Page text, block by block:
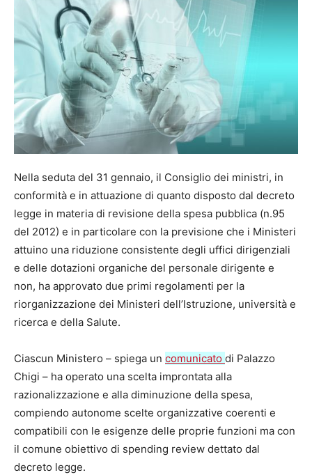
Nella seduta del 31 gennaio, il Consiglio dei ministri, in
conformità e in attuazione di quanto disposto dal decreto
legge in materia di revisione della spesa pubblica (n.95
del 2012) e in particolare con la previsione che i Ministeri
attuino una riduzione consistente degli uffici dirigenziali
e delle dotazioni organiche del personale dirigente e
non, ha approvato due primi regolamenti per la
riorganizzazione dei Ministeri dell’Istruzione, università e
ricerca e della Salute.
Ciascun Ministero – spiega un comunicato di Palazzo
Chigi – ha operato una scelta improntata alla
razionalizzazione e alla diminuzione della spesa,
compiendo autonome scelte organizzative coerenti e
compatibili con le esigenze delle proprie funzioni ma con
il comune obiettivo di spending review dettato dal
decreto legge.